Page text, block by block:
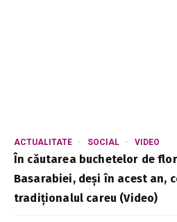
ACTUALITATE SOCIAL VIDEO
În căutarea buchetelor de
Basarabiei, deși în acest an,
tradiționalul careu (Video)